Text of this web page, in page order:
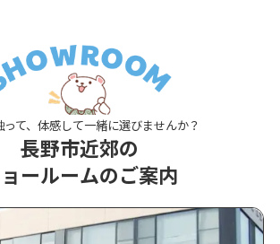
って、体感して一緒に選びませんか？
長野市近郊の
ールームのご案内